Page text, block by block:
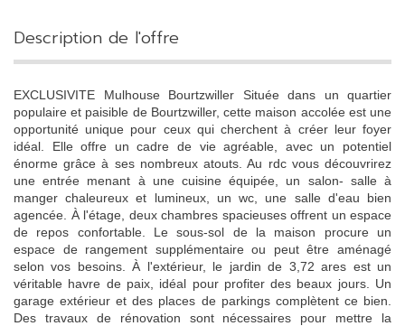
description de l'offre
EXCLUSIVITE Mulhouse Bourtzwiller Située dans un quartier
populaire et paisible de Bourtzwiller, cette maison accolée est une
opportunité unique pour ceux qui cherchent à créer leur foyer
idéal. Elle offre un cadre de vie agréable, avec un potentiel
énorme grâce à ses nombreux atouts. Au rdc vous découvrirez
une entrée menant à une cuisine équipée, un salon- salle à
manger chaleureux et lumineux, un wc, une salle d'eau bien
agencée. À l'étage, deux chambres spacieuses offrent un espace
de repos confortable. Le sous-sol de la maison procure un
espace de rangement supplémentaire ou peut être aménagé
selon vos besoins. À l'extérieur, le jardin de 3,72 ares est un
véritable havre de paix, idéal pour profiter des beaux jours. Un
garage extérieur et des places de parkings complètent ce bien.
Des travaux de rénovation sont nécessaires pour mettre la